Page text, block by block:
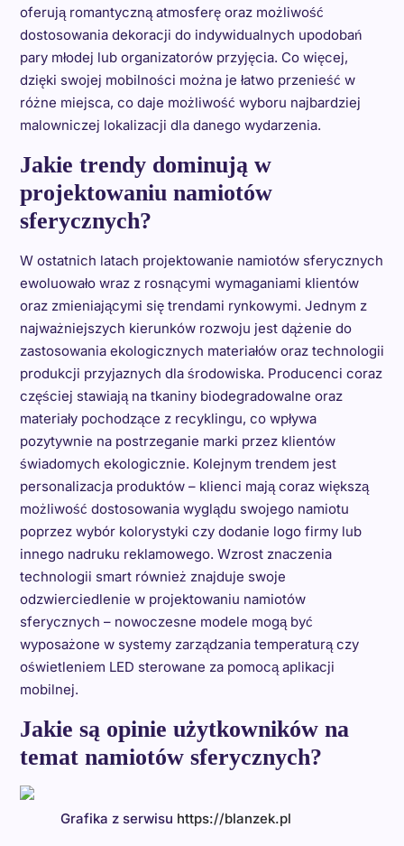
oferują romantyczną atmosferę oraz możliwość
dostosowania dekoracji do indywidualnych upodobań
pary młodej lub organizatorów przyjęcia. Co więcej,
dzięki swojej mobilności można je łatwo przenieść w
różne miejsca, co daje możliwość wyboru najbardziej
malowniczej lokalizacji dla danego wydarzenia.
Jakie trendy dominują w
projektowaniu namiotów
sferycznych?
W ostatnich latach projektowanie namiotów sferycznych
ewoluowało wraz z rosnącymi wymaganiami klientów
oraz zmieniającymi się trendami rynkowymi. Jednym z
najważniejszych kierunków rozwoju jest dążenie do
zastosowania ekologicznych materiałów oraz technologii
produkcji przyjaznych dla środowiska. Producenci coraz
częściej stawiają na tkaniny biodegradowalne oraz
materiały pochodzące z recyklingu, co wpływa
pozytywnie na postrzeganie marki przez klientów
świadomych ekologicznie. Kolejnym trendem jest
personalizacja produktów – klienci mają coraz większą
możliwość dostosowania wyglądu swojego namiotu
poprzez wybór kolorystyki czy dodanie logo firmy lub
innego nadruku reklamowego. Wzrost znaczenia
technologii smart również znajduje swoje
odzwierciedlenie w projektowaniu namiotów
sferycznych – nowoczesne modele mogą być
wyposażone w systemy zarządzania temperaturą czy
oświetleniem LED sterowane za pomocą aplikacji
mobilnej.
Jakie są opinie użytkowników na
temat namiotów sferycznych?
Grafika z serwisu https://blanzek.pl